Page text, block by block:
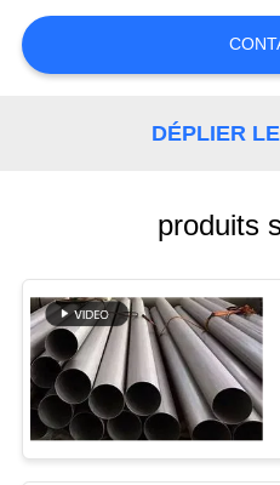
DES
NOUVELLES
SITE
PRIVACY
POLICY
DÉPLIER
produits